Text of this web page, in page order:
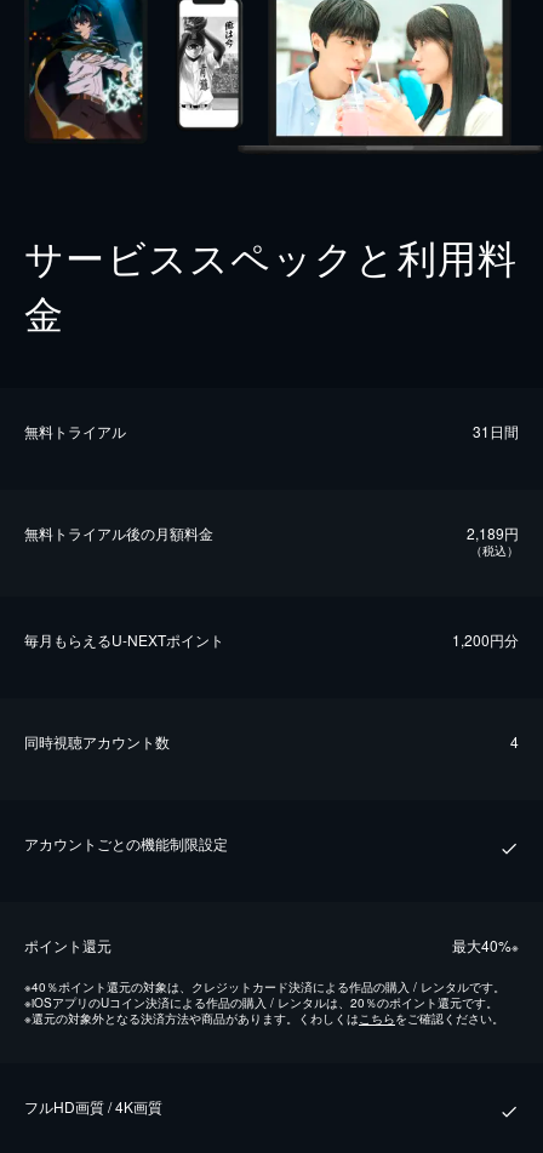
サービススペックと利用料
金
無料トライアル 31日間
無料トライアル後の⽉額料金 2,189円
（税込）
毎⽉もらえるU-NEXTポイント 1,200円分
同時視聴アカウント数 4
アカウントごとの機能制限設定
ポイント還元 最⼤40%※
※40％ポイント還元の対象は、クレジットカード決済による作品の購入 / レンタルです。
※iOSアプリのUコイン決済による作品の購入 / レンタルは、20％のポイント還元です。
※還元の対象外となる決済方法や商品があります。くわしくはこちらをご確認ください。
フルHD画質 / 4K画質